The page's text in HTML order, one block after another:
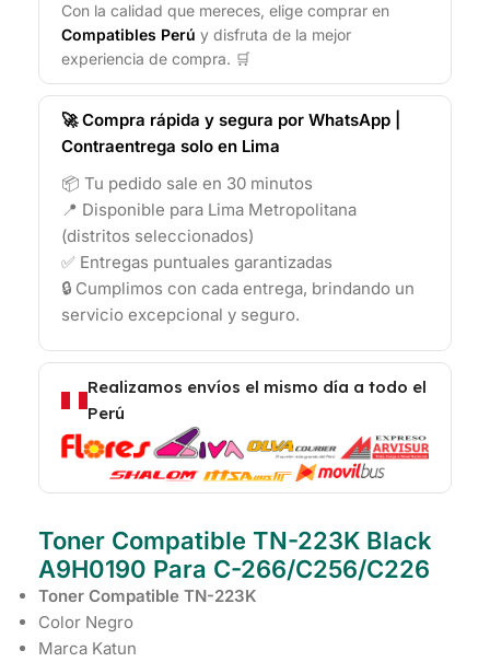
Con la calidad que mereces, elige comprar en
Compatibles Perú y disfruta de la mejor
experiencia de compra. 🛒
🚀 Compra rápida y segura por WhatsApp |
Contraentrega solo en Lima
📦 Tu pedido sale en 30 minutos
📍 Disponible para Lima Metropolitana
(distritos seleccionados)
✅ Entregas puntuales garantizadas
🔒 Cumplimos con cada entrega, brindando un
servicio excepcional y seguro.
Realizamos envíos el mismo día a todo el
Perú
Toner Compatible TN-223K Black
A9H0190 Para C-266/C256/C226
Toner Compatible TN-223K
Color Negro
Marca Katun